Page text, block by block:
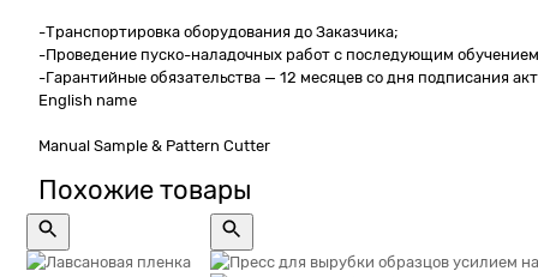
-Транспортировка оборудования до Заказчика;
-Проведение пуско-наладочных работ с последующим
-Гарантийные обязательства — 12 месяцев со дня подписания
English name
Manual Sample & Pattern Cutter
Похожие товары